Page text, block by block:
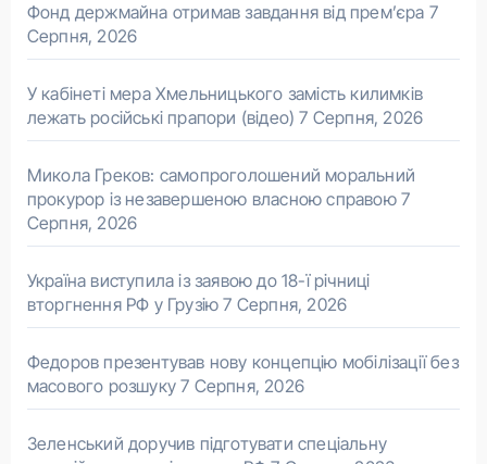
Фонд держмайна отримав завдання від прем’єра 7
Серпня, 2026
У кабінеті мера Хмельницького замість килимків
лежать російські прапори (відео) 7 Серпня, 2026
Микола Греков: самопроголошений моральний
прокурор із незавершеною власною справою 7
Серпня, 2026
Україна виступила із заявою до 18-ї річниці
вторгнення РФ у Грузію 7 Серпня, 2026
Федоров презентував нову концепцію мобілізації без
масового розшуку 7 Серпня, 2026
Зеленський доручив підготувати спеціальну